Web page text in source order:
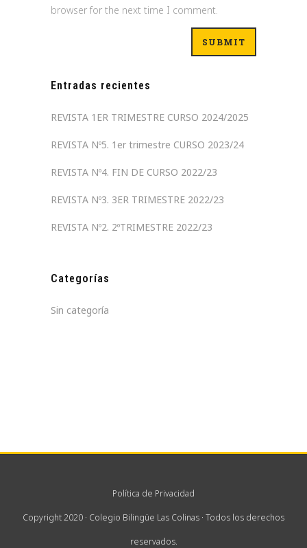
browser for the next time I comment.
Entradas recientes
REVISTA 1ER TRIMESTRE CURSO 2024/2025
REVISTA Nº5. 1er trimestre CURSO 2023/24
REVISTA Nº4. FIN DE CURSO 2022/23
REVISTA Nº3. 3ER TRIMESTRE 2022/23
REVISTA Nº2. 2ºTRIMESTRE 2022/23
Categorías
Sin categoría
Política de Privacidad
Copyright 2020 · Colegio Bilingüe Las Colinas · Todos los derechos
reservados.